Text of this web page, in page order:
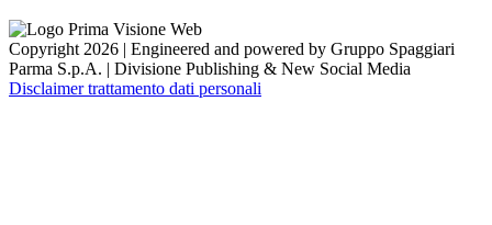
Copyright 2026 | Engineered and powered by Gruppo Spaggiari
Parma S.p.A. | Divisione Publishing & New Social Media
Disclaimer trattamento dati personali